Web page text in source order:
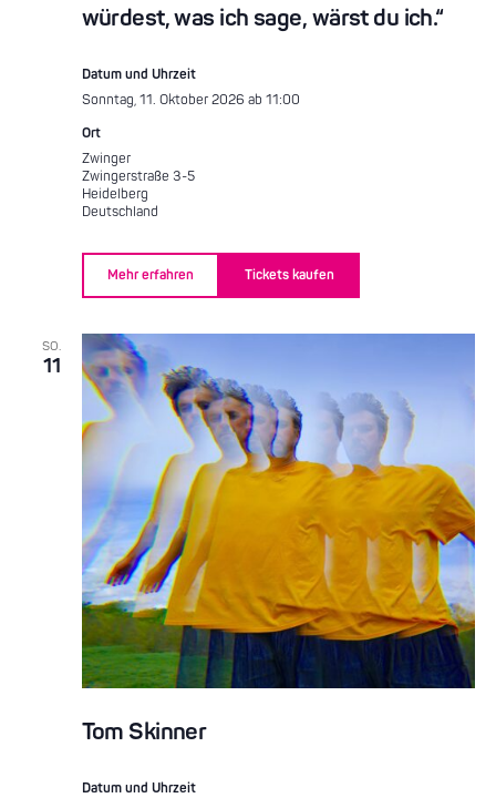
würdest, was ich sage, wärst du ich.“
Datum und Uhrzeit
Sonntag, 11. Oktober 2026 ab 11:00
Ort
Zwinger
Zwingerstraße 3-5
Heidelberg
Deutschland
Mehr erfahren Tickets kaufen
SO.
11
Tom Skinner
Datum und Uhrzeit